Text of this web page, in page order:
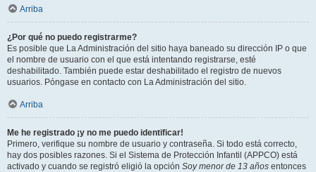
Arriba
¿Por qué no puedo registrarme?
Es posible que La Administración del sitio haya baneado su dirección IP o que
el nombre de usuario con el que está intentando registrarse, esté
deshabilitado. También puede estar deshabilitado el registro de nuevos
usuarios. Póngase en contacto con La Administración del sitio.
Arriba
Me he registrado ¡y no me puedo identificar!
Primero, verifique su nombre de usuario y contraseña. Si todo está correcto,
hay dos posibles razones. Si el Sistema de Protección Infantil (APPCO) está
activado y cuando se registró eligió la opción Soy menor de 13 años entonces